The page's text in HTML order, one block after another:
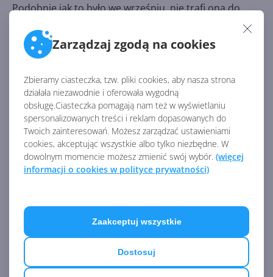
Zarządzaj zgodą na cookies
Zbieramy ciasteczka, tzw. pliki cookies, aby nasza strona
działała niezawodnie i oferowała wygodną
obsługę.Ciasteczka pomagają nam też w wyświetlaniu
spersonalizowanych treści i reklam dopasowanych do
Twoich zainteresowań. Możesz zarządzać ustawieniami
cookies, akceptując wszystkie albo tylko niezbędne. W
dowolnym momencie możesz zmienić swój wybór. (więcej
informacji o cookies w polityce prywatności)
Dostosuj
Zaakceptuj wszystkie
Podobnie jak to było we wrześniu, nie trafi ona do
zostały zaklasyfikowane przez algorytmy jako takie,
którym może przydać siędodatkowa pomoc przy
Źródło:
https://mspoweruser.com/microsoft-re-issues-
kb4023057-in-a-renewed-push-to-get-pcs-on-the-
windows-may-2019-update/
Aktualizacja bezpieczeństwa
grudniowym Patch Tuesday